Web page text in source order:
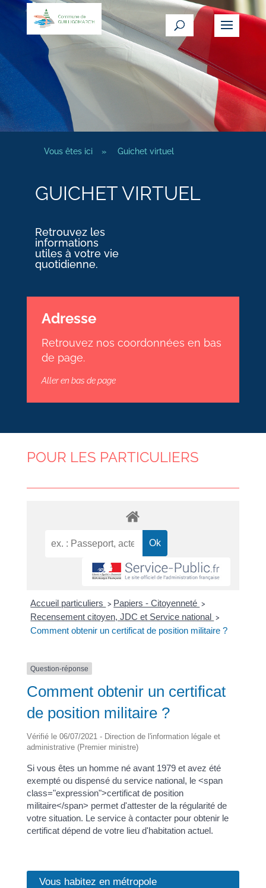
Vous êtes ici » Guichet virtuel
GUICHET VIRTUEL
Retrouvez les
informations
utiles à votre vie
quotidienne.
Adresse
Retrouvez nos coordonnées en bas
de page.
Aller en bas de page
POUR LES PARTICULIERS
Accueil particuliers > Papiers - Citoyenneté >
Recensement citoyen, JDC et Service national >
Comment obtenir un certificat de position militaire ?
Question-réponse
Comment obtenir un certificat
de position militaire ?
Vérifié le 06/07/2021 - Direction de l'information légale et
administrative (Premier ministre)
Si vous êtes un homme né avant 1979 et avez été
exempté ou dispensé du service national, le <span
class="expression">certificat de position
militaire</span> permet d'attester de la régularité de
votre situation. Le service à contacter pour obtenir le
certificat dépend de votre lieu d'habitation actuel.
Vous habitez en métropole